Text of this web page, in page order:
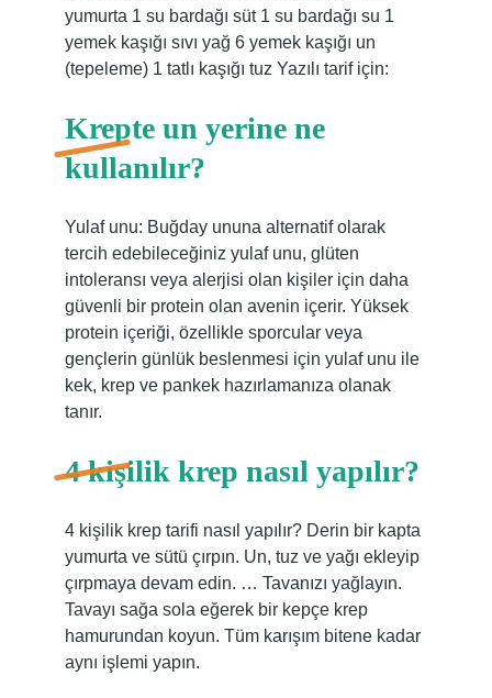
yumurta 1 su bardağı süt 1 su bardağı su 1
yemek kaşığı sıvı yağ 6 yemek kaşığı un
(tepeleme) 1 tatlı kaşığı tuz Yazılı tarif için:
Krepte un yerine ne
kullanılır?
Yulaf unu: Buğday ununa alternatif olarak
tercih edebileceğiniz yulaf unu, glüten
intoleransı veya alerjisi olan kişiler için daha
güvenli bir protein olan avenin içerir. Yüksek
protein içeriği, özellikle sporcular veya
gençlerin günlük beslenmesi için yulaf unu ile
kek, krep ve pankek hazırlamanıza olanak
tanır.
4 kişilik krep nasıl yapılır?
4 kişilik krep tarifi nasıl yapılır? Derin bir kapta
yumurta ve sütü çırpın. Un, tuz ve yağı ekleyip
çırpmaya devam edin. … Tavanızı yağlayın.
Tavayı sağa sola eğerek bir kepçe krep
hamurundan koyun. Tüm karışım bitene kadar
aynı işlemi yapın.